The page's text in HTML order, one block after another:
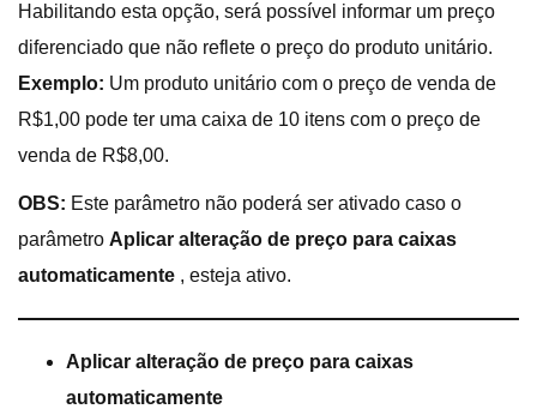
Habilitando esta opção, será possível informar um preço
diferenciado que não reflete o preço do produto unitário.
Exemplo: Um produto unitário com o preço de venda de
R$1,00 pode ter uma caixa de 10 itens com o preço de
venda de R$8,00.
OBS: Este parâmetro não poderá ser ativado caso o
parâmetro Aplicar alteração de preço para caixas
automaticamente , esteja ativo.
Aplicar alteração de preço para caixas
automaticamente